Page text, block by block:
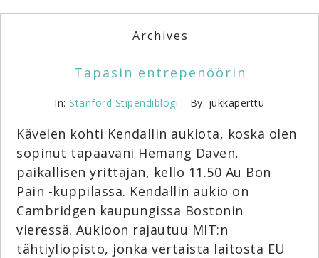
Archives
Tapasin entrepenöörin
In: Stanford Stipendiblogi By: jukkaperttu
Kävelen kohti Kendallin aukiota, koska olen
sopinut tapaavani Hemang Daven,
paikallisen yrittäjän, kello 11.50 Au Bon
Pain -kuppilassa. Kendallin aukio on
Cambridgen kaupungissa Bostonin
vieressä. Aukioon rajautuu MIT:n
tähtiyliopisto, jonka vertaista laitosta EU